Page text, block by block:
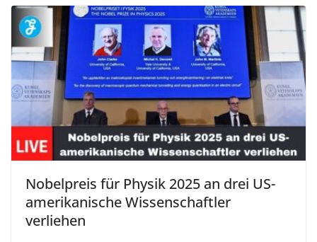
Nobelpreis für Physik 2025 an drei US-
amerikanische Wissenschaftler
verliehen